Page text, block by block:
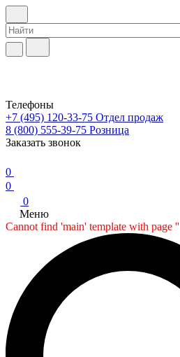
Телефоны
+7 (495) 120-33-75 Отдел продаж
8 (800) 555-39-75 Розница
Заказать звонок
0
0
0
Меню
Cannot find 'main' template with page ''